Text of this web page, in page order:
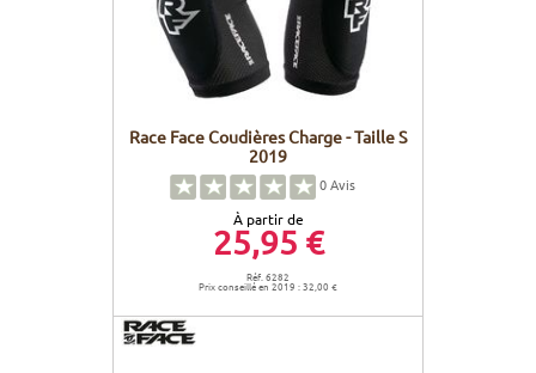
Race Face Coudières Charge - Taille S
2019
0Avis
À partir de
25,95 €
Réf. 6282
Prix conseillé en 2019 : 32,00 €